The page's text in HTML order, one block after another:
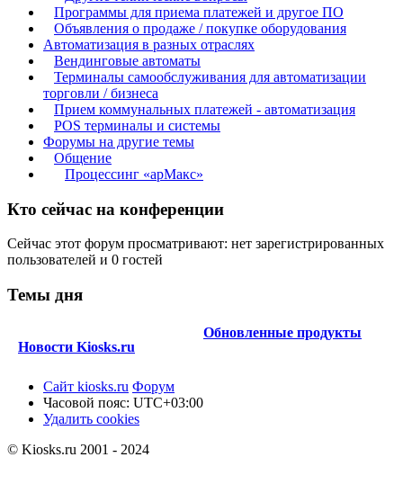
Программы для приема платежей и другое ПО
Объявления о продаже / покупке оборудования
Автоматизация в разных отраслях
Вендинговые автоматы
Терминалы самообслуживания для автоматизации
торговли / бизнеса
Прием коммунальных платежей - автоматизация
POS терминалы и системы
Форумы на другие темы
Общение
Процессинг «арМакс»
Кто сейчас на конференции
Сейчас этот форум просматривают: нет зарегистрированных
пользователей и 0 гостей
Темы дня
Новости Kiosks.ru
Обновленные продукты
Сайт kiosks.ru Форум
Часовой пояс: UTC+03:00
Удалить cookies
© Kiosks.ru 2001 - 2024